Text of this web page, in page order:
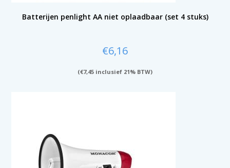
Batterijen penlight AA niet oplaadbaar (set 4 stuks)
€6,16
(€7,45 inclusief 21% BTW)